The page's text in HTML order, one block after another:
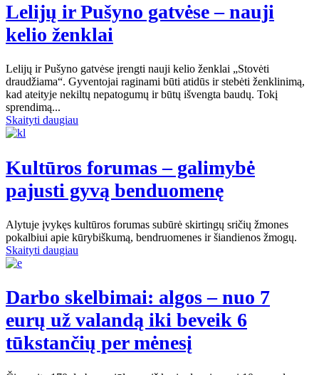
Lelijų ir Pušyno gatvėse – nauji
kelio ženklai
Lelijų ir Pušyno gatvėse įrengti nauji kelio ženklai „Stovėti
draudžiama“. Gyventojai raginami būti atidūs ir stebėti ženklinimą,
kad ateityje nekiltų nepatogumų ir būtų išvengta baudų. Tokį
sprendimą...
Skaityti daugiau
Kultūros forumas – galimybė
pajusti gyvą benduomenę
Alytuje įvykęs kultūros forumas subūrė skirtingų sričių žmones
pokalbiui apie kūrybiškumą, bendruomenes ir šiandienos žmogų.
Skaityti daugiau
Darbo skelbimai: algos – nuo 7
eurų už valandą iki beveik 6
tūkstančių per mėnesį